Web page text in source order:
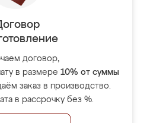
договор,
в размере 10% от суммы
заказ в производство.
в рассрочку без %.